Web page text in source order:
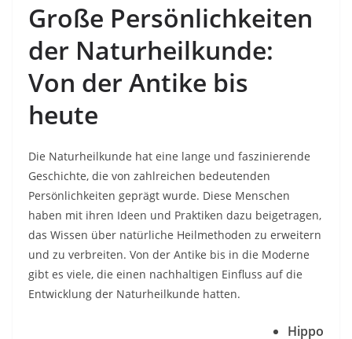
Große Persönlichkeiten
der Naturheilkunde:
Von der Antike bis
heute
Die Naturheilkunde hat eine lange und faszinierende
Geschichte, die von zahlreichen bedeutenden
Persönlichkeiten geprägt wurde. Diese Menschen
haben mit ihren Ideen und Praktiken dazu beigetragen,
das Wissen über natürliche Heilmethoden zu erweitern
und zu verbreiten. Von der Antike bis in die Moderne
gibt es viele, die einen nachhaltigen Einfluss auf die
Entwicklung der Naturheilkunde hatten.
Hippo